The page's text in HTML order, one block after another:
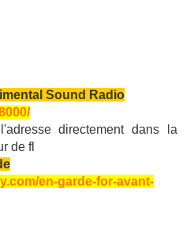
Sound Radio
directement dans la
de fl
en-garde-for-avant-